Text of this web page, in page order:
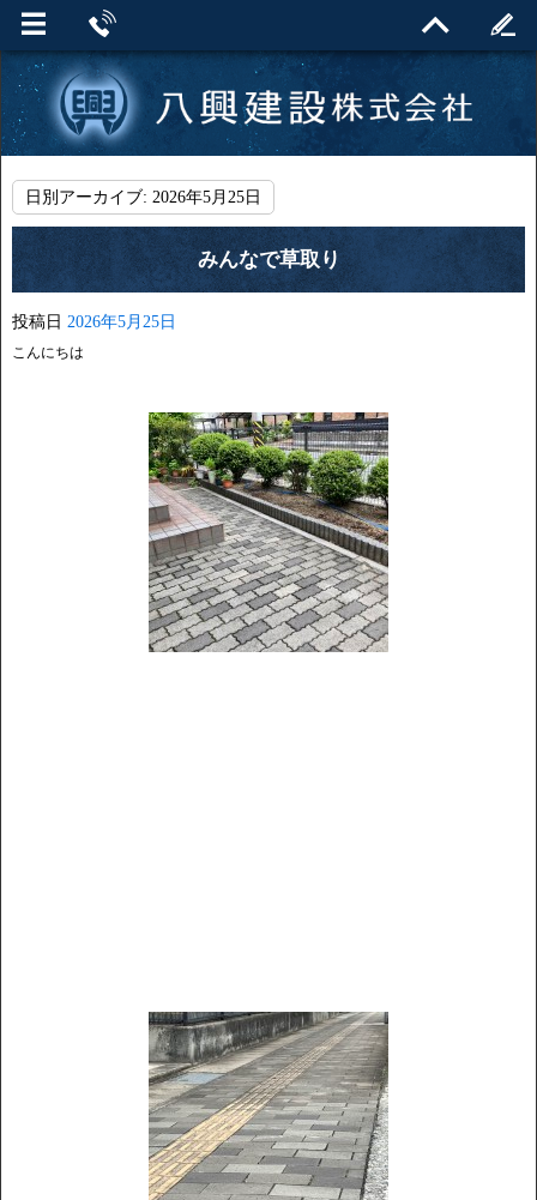
日別アーカイブ: 2026年5月25日
みんなで草取り
投稿日 2026年5月25日
こんにちは